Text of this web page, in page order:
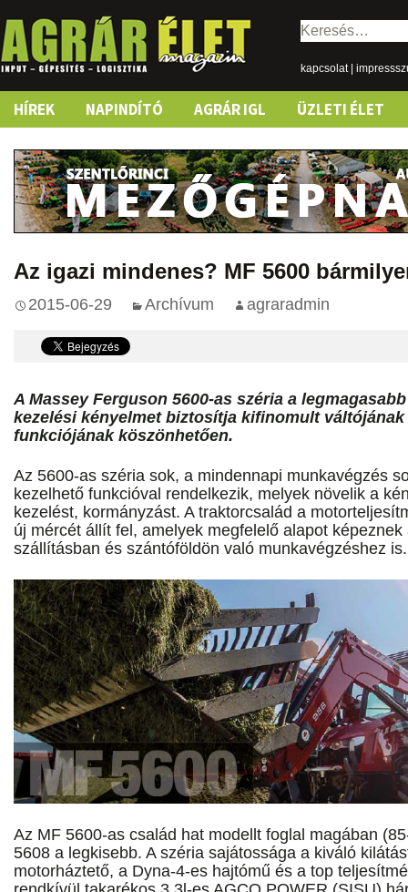
Keresés:
kapcsolat|
Skip
content
HÍREK NAPINDÍTÓ AGRÁR IGL ÜZLETI ÉLET
Az igazi mindenes? MF 5600
2015-06-29 Archívum agraradmin
A Massey Ferguson 5600-as széria a
kezelési kényelmet biztosítja kifinomult
funkciójának köszönhetően.
Az 5600-as széria sok, a mindennapi munkavégzés
kezelhető funkcióval rendelkezik, melyek növelik a
kezelést, kormányzást. A traktorcsalád a
új mércét állít fel, amelyek megfelelő alapot
szállításban és szántóföldön való munkavégzéshez is.
Az MF 5600-as család hat modellt foglal magában
5608 a legkisebb. A széria sajátossága a kiváló
motorháztető, a Dyna-4-es hajtómű és a top